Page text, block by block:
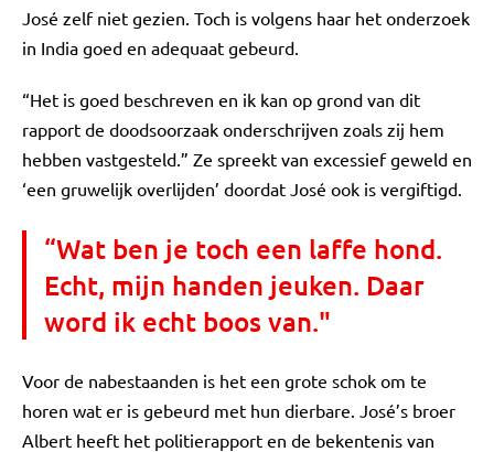
José zelf niet gezien. Toch is volgens haar het onderzoek
in India goed en adequaat gebeurd.
“Het is goed beschreven en ik kan op grond van dit
rapport de doodsoorzaak onderschrijven zoals zij hem
hebben vastgesteld.” Ze spreekt van excessief geweld en
‘een gruwelijk overlijden’ doordat José ook is vergiftigd.
“Wat ben je toch een laffe hond.
Echt, mijn handen jeuken. Daar
word ik echt boos van."
Voor de nabestaanden is het een grote schok om te
horen wat er is gebeurd met hun dierbare. José’s broer
Albert heeft het politierapport en de bekentenis van